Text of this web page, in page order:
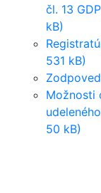
čl. 13
kB)
531 kB)
Možnosti
50 kB)